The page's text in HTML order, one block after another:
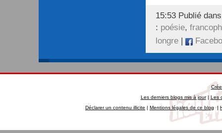
15:53 Publié
: poésie,
longre |
Les derniers blogs mis à jour|Les
Déclarer un contenu illicite | Mentions légales de ce blog|